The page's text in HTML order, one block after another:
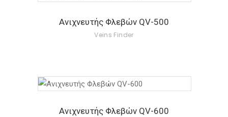
Ανιχνευτής Φλεβών QV-500
Veins Finder
Ανιχνευτής Φλεβών QV-600